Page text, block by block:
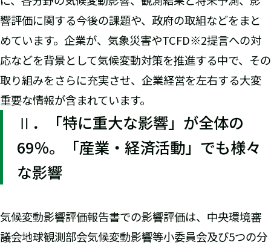
響評価に関する今後の課題や、政府の取組などをまと
めています。企業が、気象災害やTCFD※2提言への対
応などを背景として気候変動対策を推進する中で、その
取り組みをさらに充実させ、企業経営を左右する大変
重要な情報が含まれています。
Ⅱ．「特に重大な影響」が全体の
69％。「産業・経済活動」でも様々
な影響
気候変動影響評価報告書での影響評価は、中央環境審
議会地球観測部会気候変動影響等小委員会及び5つの分